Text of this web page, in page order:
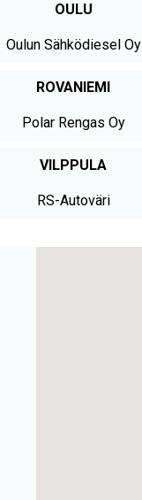
OULU
Oulun Sähködiesel Oy
ROVANIEMI
Polar Rengas Oy
VILPPULA
RS-Autoväri